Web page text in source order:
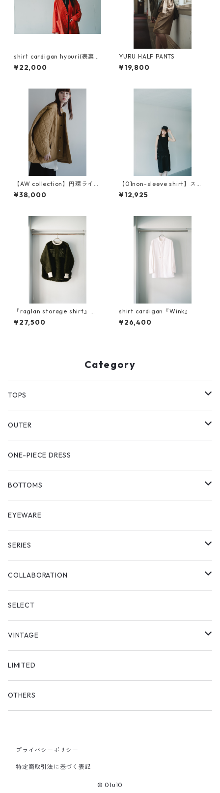
shirt cardigan hyouri(表裏）
zig-zag(ジグザグ）
¥22,000
YURU HALF PANTS
¥19,800
【AW collection】円環ライナ
ー ナイロン両面キルティン
グ
¥38,000
【01non-sleeve shirt】スビ
ンプラチナム使用
¥12,925
『raglan storage shirt』ボ
ア素材
¥27,500
shirt cardigan『Wink』
¥26,400
Category
TOPS
PULL OVER
SHIRT
VEST
OUTER
VEST
JACKET
COAT
PULL OVER
ONE-PIECE DRESS
BOTTOMS
SHORT LENGS
FULL LENGS
SKIRT
EYEWARE
SERIES
"matoi"
"enkan"
"tsunagi"
"asobi"
COLLABORATION
RADIO EVA
1+O
FULL DIVE
iCONOLOGY
SELECT
VINTAGE
TOPS
OUTER
SHOES & ACCESSORY
LIMITED
OTHERS
プライバシーポリシー
特定商取引法に基づく表記
© 01u10